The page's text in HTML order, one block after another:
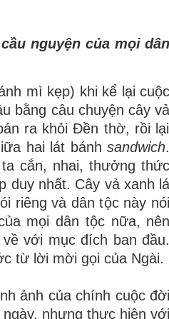
cầu nguyện của mọi dân
mì kẹp) khi kể ại cuộc
u bằng câu chuyện cây vả
án ra khỏiĐền thờ, rồi lại
ữa hai lát bánhsandwich.
cắn, nhai, thưởng thức
p duy nhất. Cây vảxanh lá
ói riêng và dân tộc này nói
ủa mọi dân tộc nữa, nên
vềvới mụcđích banđầu.
c từ ời mời gọi của Ngài.
nhảnh của chính cuộcđời
ngày, nhưng thực hiện với